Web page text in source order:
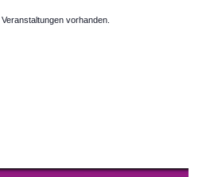
vorhanden.